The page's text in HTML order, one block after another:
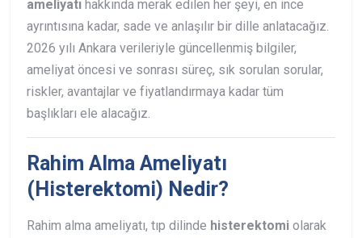
ameliyatı hakkında merak edilen her şeyi, en ince
ayrıntısına kadar, sade ve anlaşılır bir dille anlatacağız.
2026 yılı Ankara verileriyle güncellenmiş bilgiler,
ameliyat öncesi ve sonrası süreç, sık sorulan sorular,
riskler, avantajlar ve fiyatlandırmaya kadar tüm
başlıkları ele alacağız.
Rahim Alma Ameliyatı
(Histerektomi) Nedir?
Rahim alma ameliyatı, tıp dilinde histerektomi olarak